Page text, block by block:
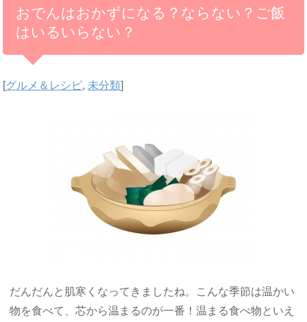
おでんはおかずになる？ならない？ご飯
はいるいらない？
[グルメ＆レシピ, 未分類]
だんだんと肌寒くなってきましたね。こんな季節は温かい
物を食べて、芯から温まるのが一番！温まる食べ物といえ